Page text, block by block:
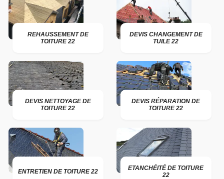
REHAUSSEMENT DE
TOITURE 22
DEVIS CHANGEMENT DE
TUILE 22
DEVIS NETTOYAGE DE
TOITURE 22
DEVIS RÉPARATION DE
TOITURE 22
ENTRETIEN DE TOITURE 22
ETANCHÉITÉ DE TOITURE
22